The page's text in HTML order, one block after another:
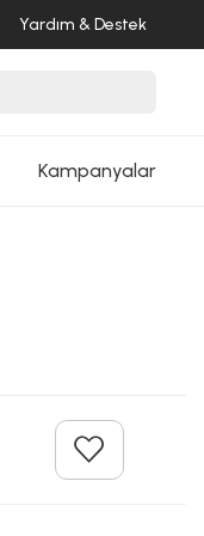
Yardım & Destek
Kampanyalar